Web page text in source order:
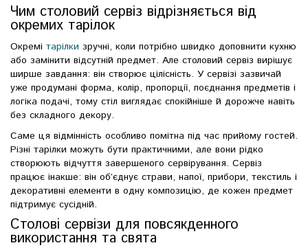
Чим столовий сервіз відрізняється від
окремих тарілок
Окремі тарілки зручні, коли потрібно швидко доповнити кухню
або замінити відсутній предмет. Але столовий сервіз вирішує
ширше завдання: він створює цілісність. У сервізі зазвичай
уже продумані форма, колір, пропорції, поєднання предметів і
логіка подачі, тому стіл виглядає спокійніше й дорожче навіть
без складного декору.
Саме ця відмінність особливо помітна під час прийому гостей.
Різні тарілки можуть бути практичними, але вони рідко
створюють відчуття завершеного сервірування. Сервіз
працює інакше: він об’єднує страви, напої, прибори, текстиль і
декоративні елементи в одну композицію, де кожен предмет
підтримує сусідній.
Столові сервізи для повсякденного
використання та свята